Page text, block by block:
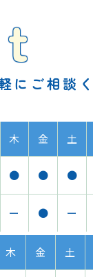
に ご相談
木 金 土
● ● ●
ー ● ー
木 金 土